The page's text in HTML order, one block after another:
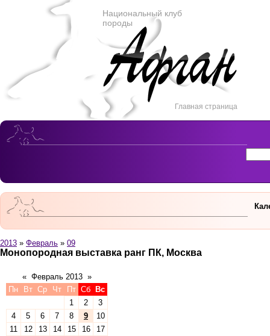
Национальный клуб
породы
Главная страница
2013 » Февраль » 09
Монопородная выставка ранг ПК, Москва
« Февраль 2013 »
Пн
Вт Ср Чт Пт Сб
Вс
1
2
3
4
5 6 7 8 9
10
11
12 13 14 15 16
17